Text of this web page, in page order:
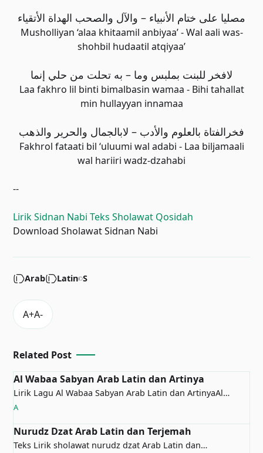
مصليا علی ختام الأنبياء – والآل والصحب الهداة الأتقياء
Musholliyan ‘alaa khitaamil anbiyaa’ - Wal aali was-
shohbil hudaatil atqiyaa’
لافخر للبنت بملبس وما – به تحلت من حلي إنما
Laa fakhro lil binti bimalbasin wamaa - Bihi tahallat
min hullayyan innamaa
فخرالفتاة بالعلوم والأدب – لابالجمال والحرير والذهب
Fakhrol fataati bil ‘uluumi wal adabi - Laa biljamaali
wal hariiri wadz-dzahabi
--
Lirik Sidnan Nabi Teks Sholawat Qosidah
Download Sholawat Sidnan Nabi
Arab Latin S
Related Post
Al Wabaa Sabyan Arab Latin dan Artinya
Lirik Lagu Al Wabaa Sabyan Arab Latin dan ArtinyaAl
A
Nurudz Dzat Arab Latin dan Terjemah
Teks Lirik sholawat nurudz dzat Arab Latin dan